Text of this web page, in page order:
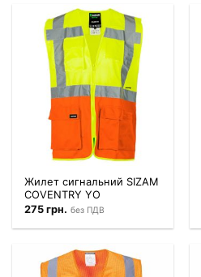
Жилет сигнальний SIZAM
COVENTRY YO
275грн. без ПДВ